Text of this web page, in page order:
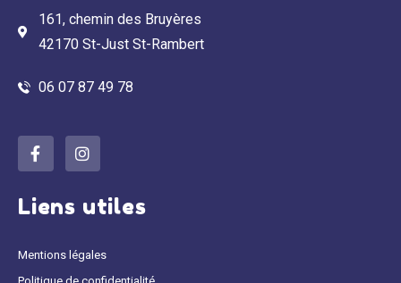
161, chemin des Bruyères
42170 St-Just St-Rambert
06 07 87 49 78
Liens utiles
Mentions légales